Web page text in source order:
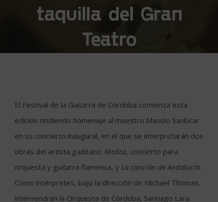
taquilla del Gran
Teatro
El Festival de la Guitarra de Córdoba comienza esta
edición rindiendo homenaje al maestro Manolo Sanlúcar
en su concierto inaugural, en el que se interpretarán dos
obras del artista gaditano: Medea, concierto para
orquesta y guitarra flamenca, y La canción de Andalucía.
Como intérpretes, bajo la dirección de Michael Thomas,
intervendrán la Orquesta de Córdoba, Santiago Lara